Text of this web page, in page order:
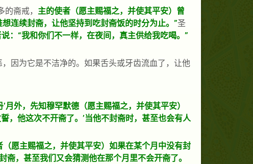
斋戒， 主的使者（愿主赐福之，并使其平安）曾
连续封斋，让他坚持到吃封斋饭的时分为止。”圣
：“我和你们不一样，在夜间，真主供给我吃喝。”
因为它是不洁净的。如果舌头或牙齿流血了，让他
’月外，先知穆罕默德（愿主赐福之，并使其平安）
，他这次不开斋了。’当他不封斋时，甚至也会有人
（愿主赐福之，并使其平安）如果在某个月中没有封
，甚至我们又会猜测他在那个月里不会开斋了。